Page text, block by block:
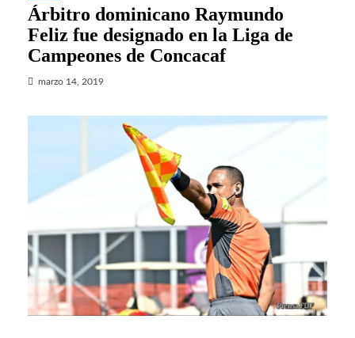
Árbitro dominicano Raymundo
Feliz fue designado en la Liga de
Campeones de Concacaf
marzo 14, 2019